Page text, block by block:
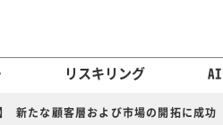
リスキリング
新たな顧客層および市場の開拓に成功